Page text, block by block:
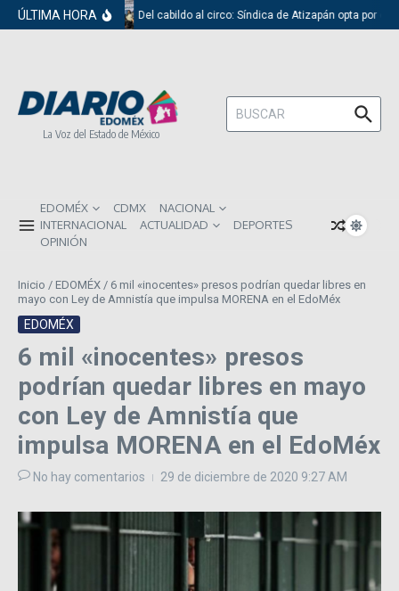
Saltar al contenido
ÚLTIMA HORA Del cabildo al circo: Síndica de Atizapán opta por el
La Voz del Estado de México
Buscar:
EDOMÉX CDMX
NACIONAL
INTERNACIONAL
ACTUALIDAD
DEPORTES
OPINIÓN
Inicio / EDOMÉX / 6 mil «inocentes» presos podrían quedar libres en
mayo con Ley de Amnistía que impulsa MORENA en el EdoMéx
EDOMÉX
6 mil «inocentes» presos
podrían quedar libres en mayo
con Ley de Amnistía que
impulsa MORENA en el EdoMéx
No hay comentarios 29 de diciembre de 2020 9:27 AM